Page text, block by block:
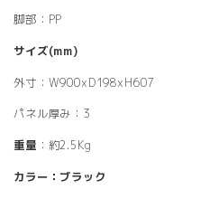
脚部：PP
サイズ(mm)
外寸：W900xD198xH607
パネル厚み：3
重量 ：約2.5Kg
カラー：ブラック